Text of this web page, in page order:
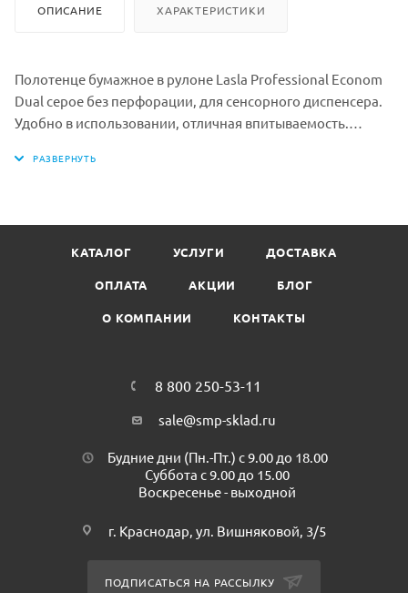
ОПИСАНИЕ ХАРАКТЕРИСТИКИ
Полотенце бумажное в рулоне Lasla Professional Econom
Dual серое без перфорации, для сенсорного диспенсера.
Удобно в использовании, отличная впитываемость.
зонах сегмента HoReCa (кафе, рестораны, фаст-фуд,
вытяжкой. Бумажные полотенца в рулонах с центральной
периодичность обслуживания.
Состав: осветлённое вторичное сырье
Длина рулона: 160 метров
Диаметр рулона:190 мм
Диаметр втулки: 40 мм
Колличество слоев: 2
Страна производитель (Бренд): Россия (Plushe)
Количество в упаковке: 6 шт
КАТАЛОГ УСЛУГИ ДОСТАВКА
ОПЛАТА АКЦИИ БЛОГ
О КОМПАНИИ КОНТАКТЫ
8 800 250-53-11
sale@smp-sklad.ru
Будние дни (Пн.-Пт.) с 9.00 до 18.00
Суббота с 9.00 до 15.00
Воскресенье - выходной
г. Краснодар, ул. Вишняковой, 3/5
ПОДПИСАТЬСЯ НА РАССЫЛКУ